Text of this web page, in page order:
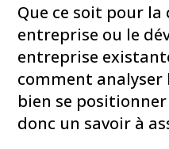
Que ce soit pour la
entreprise ou le
entreprise
comment analyser
bien se
donc un savoir à